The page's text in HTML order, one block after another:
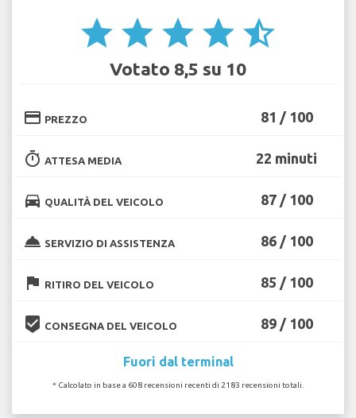
star star star star star_half
Votato 8,5 su 10
credit_card PREZZO 81 / 100
timer ATTESA MEDIA 22 minuti
directions_car QUALITÀ DEL VEICOLO 87 / 100
room_service SERVIZIO DI ASSISTENZA 86 / 100
flag RITIRO DEL VEICOLO 85 / 100
beenhere CONSEGNA DEL VEICOLO 89 / 100
Fuori dal terminal
* Calcolato in base a 608 recensioni recenti di 2183 recensioni totali.